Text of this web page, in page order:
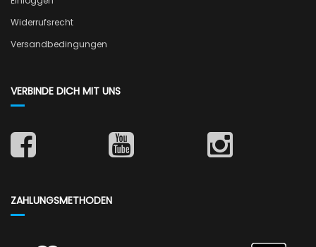
Widerrufsrecht
Versandbedingungen
VERBINDE DICH MIT UNS
ZAHLUNGSMETHODEN